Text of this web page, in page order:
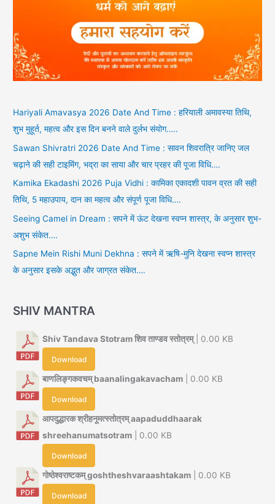
Hariyali Amavasya 2026 Date And Time : हरियाली अमावस्या तिथि,
शुभ मुहूर्त, महत्व और इस दिन बनने वाले दुर्लभ संयोग…..
Sawan Shivratri 2026 Date And Time : सावन शिवरात्रि जानिए जल
चढ़ाने की सही टाइमिंग, भद्रा का साया और चार प्रहर की पूजा विधि….
Kamika Ekadashi 2026 Puja Vidhi : कामिका एकादशी पावन व्रत की सही
तिथि, 5 महाउपाय, दान का महत्व और संपूर्ण पूजा विधि….
Seeing Camel in Dream : सपने में ऊंट देखना स्वप्न शास्त्र, के अनुसार शुभ-
अशुभ संकेत….
Sapne Mein Rishi Muni Dekhna : सपने में ऋषि-मुनि देखना स्वप्न शास्त्र
के अनुसार इसके अद्भुत और जाग्रत संकेत….
SHIV MANTRA
Shiv Tandava Stotram शिव ताण्डव स्तोत्रम्| 0.00 KB
Download
बाणलिङ्गकवचम् baanalingakavacham | 0.00 KB
Download
आपदुद्धारक श्रीहनूमत्स्तोत्रम् aapaduddhaarak
shreehanumatsotram | 0.00 KB
Download
गोष्ठेश्वराष्टकम् goshtheshvaraashtakam | 0.00 KB
Download